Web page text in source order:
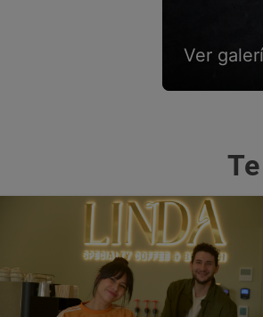
Ver